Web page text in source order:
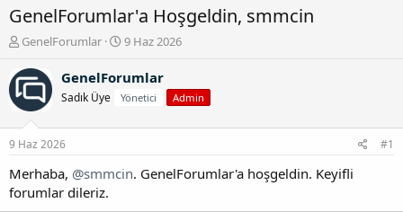
GenelForumlar'a Hoşgeldin, smmcin
K
n
b
u
u
a
l
GenelForumlar
B
ş
a
ç
9 Haz 2026
GenelForumlar
Sadık Üye Yönetici Admin
9 Haz 2026 #1
Merhaba, @smmcin. GenelForumlar'a hoşgeldin. Keyifli
forumlar dileriz.